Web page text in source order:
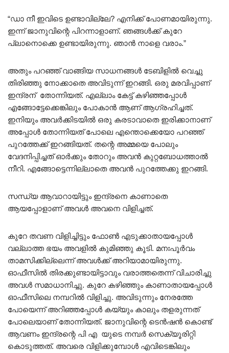
“ഡാ നീ ഇവിടെ ഉണ്ടാവില്ലേ? എനിക്ക് പോണമായിരുന്നു.
ഇന്ന് ജാനുവിന്റെ പിറന്നാളാണ്. ഞങ്ങൾക്ക് കുറേ
പ്ലാനൊക്കെ ഉണ്ടായിരുന്നു. ഞാൻ നാളെ വരാം.”
അതും പറഞ്ഞ് വാങ്ങിയ സാധനങ്ങൾ ടേബിളിൽ വെച്ചു
തിരിഞ്ഞു നോക്കാതെ അവിടുന്ന് ഇറങ്ങി. ഒരു മരവിപ്പാണ്
ഇന്ദ്രന് തോന്നിയത്. എല്ലാം കേട്ട് കഴിഞ്ഞപ്പോൾ
എങ്ങോട്ടേക്കെങ്കിലും പോകാൻ ആണ് ആഗ്രഹിച്ചത്.
ഇനിയും അവർക്കിടയിൽ ഒരു കരടാവാതെ ഇരിക്കാനാണ്
അപ്പോൾ തോന്നിയത് പോലെ എന്തൊക്കെയോ പറഞ്ഞ്
പുറത്തേക്ക് ഇറങ്ങിയത്. തന്റെ അമ്മയെ പോലും
വേദനിപ്പിച്ചത് ഓർക്കും തോറും അവൻ കുറ്റബോധത്താൽ
നീറി. എങ്ങോട്ടെന്നില്ലാതെ അവൻ പുറത്തേക്കു ഇറങ്ങി.
സന്ധ്യ ആവാറായിട്ടും ഇന്ദ്രനെ കാണാതെ
ആയപ്പോളാണ് അവൾ അവനെ വിളിച്ചത്.
കുറേ തവണ വിളിച്ചിട്ടും ഫോൺ എടുക്കാതായപ്പോൾ
വല്ലാത്ത ഭയം അവളിൽ കുമിഞ്ഞു കൂടി. മനഃപൂർവം
താമസിക്കില്ലെന്ന് അവൾക്ക് അറിയാമായിരുന്നു.
ഓഫീസിൽ തിരക്കുണ്ടായിട്ടാവും വരാത്തതെന്ന് വിചാരിച്ചു
അവൾ സമാധാനിച്ചു. കുറേ കഴിഞ്ഞും കാണാതായപ്പോൾ
ഓഫീസിലെ നമ്പറിൽ വിളിച്ചു. അവിടുന്നും നേരത്തേ
പോയെന്ന് അറിഞ്ഞപ്പോൾ കയ്യും കാലും തളരുന്നത്
പോലെയാണ് തോന്നിയത്. ജാനുവിന്റെ ടെൻഷൻ കൊണ്ട്
ആവണം ഇന്ദ്രന്റെ പി എ യുടെ നമ്പർ സെക്യൂരിറ്റി
കൊടുത്തത്. അവരെ വിളിക്കുമ്പോൾ എവിടെങ്കിലും